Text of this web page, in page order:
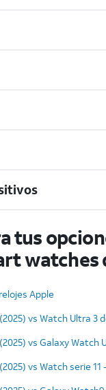
tus
watches
Apple
vs Watch Ultra 3
vs Galaxy Watch
vs Watch serie 11